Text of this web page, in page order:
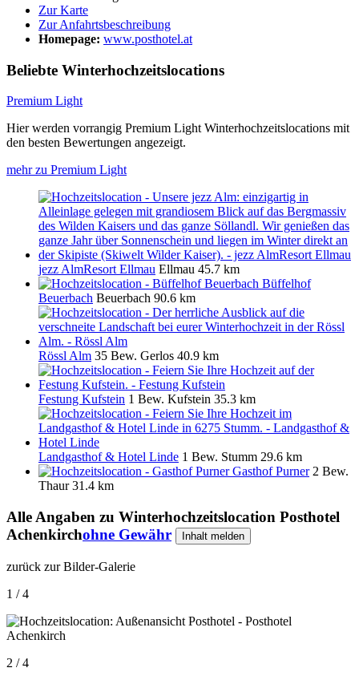
Zur Karte
Zur Anfahrtsbeschreibung
Homepage: www.posthotel.at
Beliebte Winterhochzeitslocations
Premium Light
Hier werden vorrangig Premium Light Winterhochzeitslocations mit
den besten Bewertungen angezeigt.
mehr zu Premium Light
jezz AlmResort Ellmau Ellmau 45.7 km
Büffelhof
Beuerbach Beuerbach 90.6 km
Rössl Alm 35 Bew. Gerlos 40.9 km
Festung Kufstein 1 Bew. Kufstein 35.3 km
Landgasthof & Hotel Linde 1 Bew. Stumm 29.6 km
Gasthof Purner 2 Bew.
Thaur 31.4 km
Alle Angaben zu Winterhochzeitslocation Posthotel
Achenkirchohne Gewähr Inhalt melden
zurück zur Bilder-Galerie
1 / 4
2 / 4